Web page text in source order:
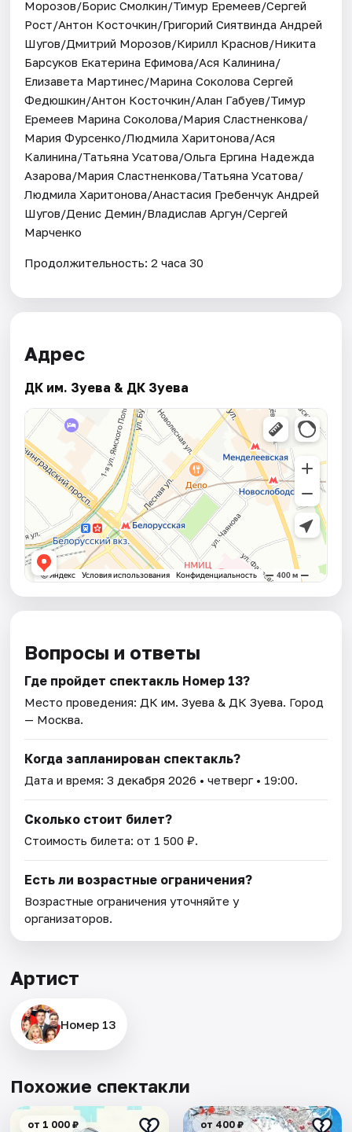
Морозов/Борис Смолкин/Тимур Еремеев/Сергей
Рост/Антон Косточкин/Григорий Сиятвинда Андрей
Шугов/Дмитрий Морозов/Кирилл Краснов/Никита
Барсуков Екатерина Ефимова/Ася Калинина/
Елизавета Мартинес/Марина Соколова Сергей
Федюшкин/Антон Косточкин/Алан Габуев/Тимур
Еремеев Марина Соколова/Мария Сластненкова/
Мария Фурсенко/Людмила Харитонова/Ася
Калинина/Татьяна Усатова/Ольга Ергина Надежда
Азарова/Мария Сластненкова/Татьяна Усатова/
Людмила Харитонова/Анастасия Гребенчук Андрей
Шугов/Денис Демин/Владислав Аргун/Сергей
Марченко
Продолжительность: 2 часа 30
Адрес
ДК им. Зуева & ДК Зуева
Вопросы и ответы
Где пройдет спектакль Номер 13?
Место проведения: ДК им. Зуева & ДК Зуева. Город
— Москва.
Когда запланирован спектакль?
Дата и время:3 декабря 2026 • четверг • 19:00.
Сколько стоит билет?
Стоимость билета: от 1 500 ₽.
Есть ли возрастные ограничения?
Возрастные ограничения уточняйте у
организаторов.
Артист
Номер 13
Похожие спектакли
от 1 000 ₽ от 400 ₽